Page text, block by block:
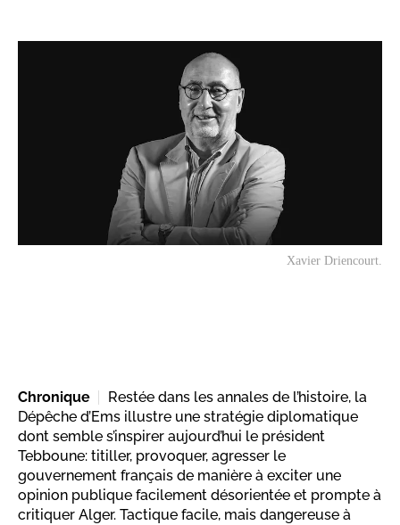
Xavier Driencourt.
Chronique
Restée dans les annales de l’histoire, la
Dépêche d’Ems illustre une stratégie diplomatique
dont semble s’inspirer aujourd’hui le président
Tebboune: titiller, provoquer, agresser le
gouvernement français de manière à exciter une
opinion publique facilement désorientée et prompte à
critiquer Alger. Tactique facile, mais dangereuse à